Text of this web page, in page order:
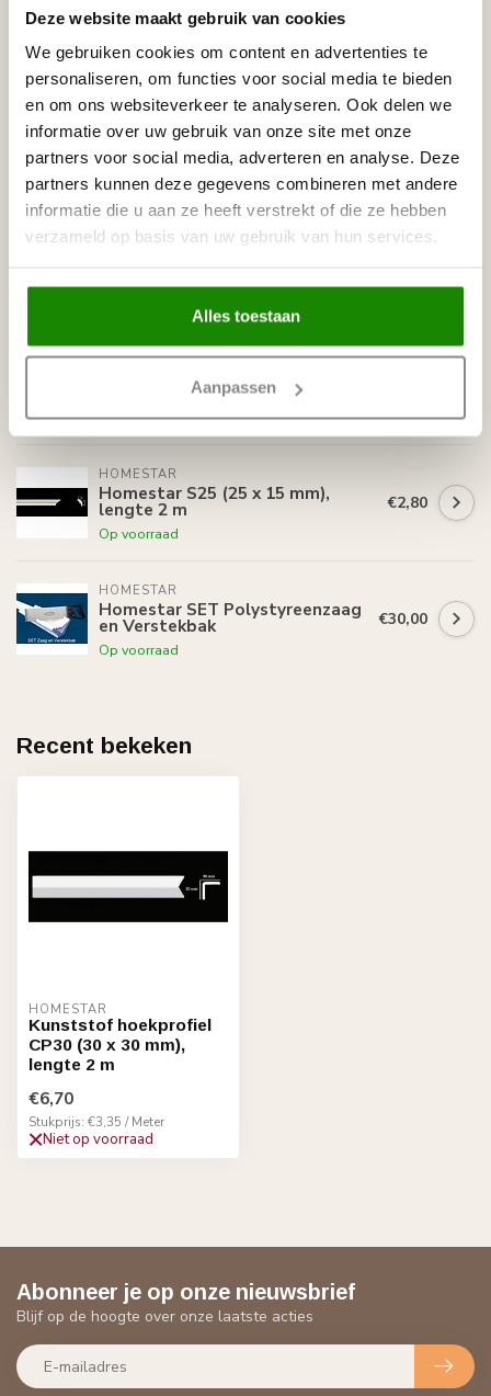
Deze website maakt gebruik van cookies
We gebruiken cookies om content en advertenties te
personaliseren, om functies voor social media te bieden
en om ons websiteverkeer te analyseren. Ook delen we
informatie over uw gebruik van onze site met onze
partners voor social media, adverteren en analyse. Deze
partners kunnen deze gegevens combineren met andere
informatie die u aan ze heeft verstrekt of die ze hebben
verzameld op basis van uw gebruik van hun services.
Alles toestaan
Aanpassen
Gerelateerde producten
HOMESTAR
Homestar Lijmkoker SX100 (490
Op voorraad
€8,95
lengte 2 m €9,60
NMC Adefix lijmkoker 310 ml
Op voorraad
HOMESTAR
Homestar S25 (25 x 15 mm),
lengte 2 m
Op voorraad
€2,80
HOMESTAR
Homestar SET Polystyreenzaag
en Verstekbak
Op voorraad
€30,00
Recent bekeken
HOMESTAR
Kunststof hoekprofiel
CP30 (30 x 30 mm),
lengte 2 m
€6,70
Stukprijs: €3,35 / Meter
Niet op voorraad
Abonneer je op onze nieuwsbrief
Blijf op de hoogte over onze laatste acties